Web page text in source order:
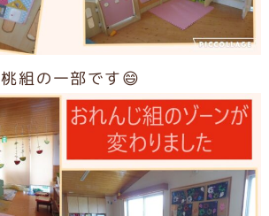
桃組の一部です😄